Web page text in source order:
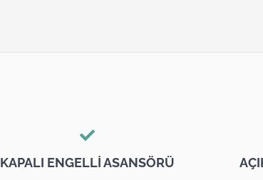
KAPALI ENGELLİ ASANSÖRÜ